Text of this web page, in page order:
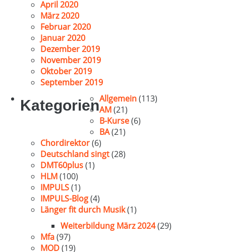
April 2020
März 2020
Februar 2020
Januar 2020
Dezember 2019
November 2019
Oktober 2019
September 2019
KategorienAllgemein(113)
AM(21)
B-Kurse(6)
BA(21)
Chordirektor(6)
Deutschland singt(28)
DMT60plus(1)
HLM(100)
IMPULS(1)
IMPULS-Blog(4)
Länger fit durch Musik(1)
Weiterbildung März 2024(29)
Mfa(97)
MOD(19)